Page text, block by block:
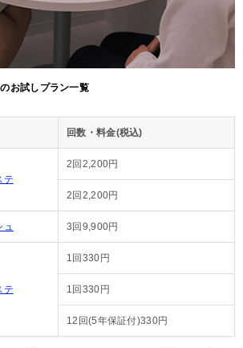
お試しプラン一覧
回数・料金(税込)
テ
2回2,200円
2回2,200円
ュ 3回9,900円
テ
1回330円
1回330円
12回(5年保証付)330円